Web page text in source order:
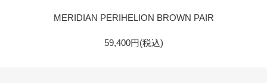
MERIDIAN PERIHELION BROWN PAIR
59,400円(税込)